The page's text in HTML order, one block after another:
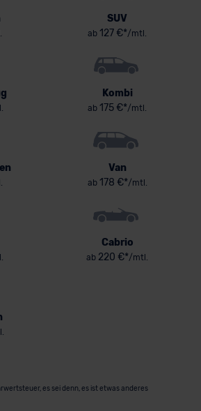
SUV
ab 127 €*/mtl.
Kombi
ab 175 €*/mtl.
Van
ab178 €*/mtl.
Cabrio
ab 220 €*/mtl.
es sei denn, es ist etwas anderes